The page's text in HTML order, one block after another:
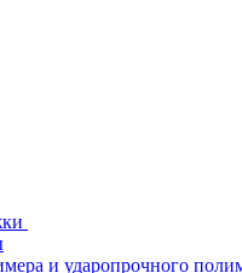
и ударопрочного